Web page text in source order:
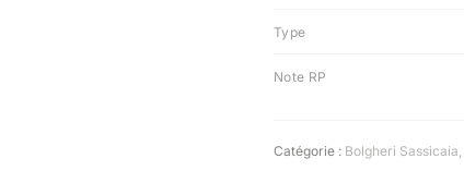
Type
Note RP
Catégorie : Bolgheri Sassicaia,